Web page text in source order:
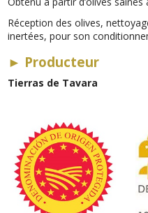
Réception des olives,
inertées, pour son
► Producteur
Tierras de Tavara